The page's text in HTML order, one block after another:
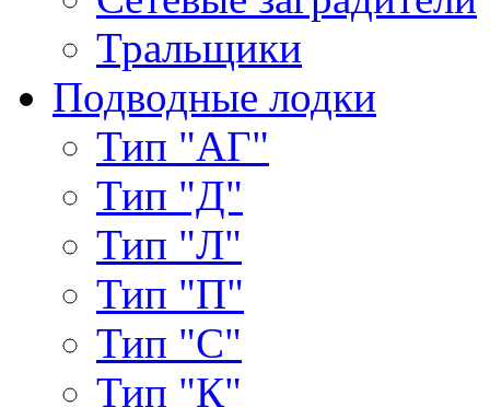
Тральщики
Подводные лодки
Тип "АГ"
Тип "Д"
Тип "Л"
Тип "П"
Тип "С"
Тип "К"